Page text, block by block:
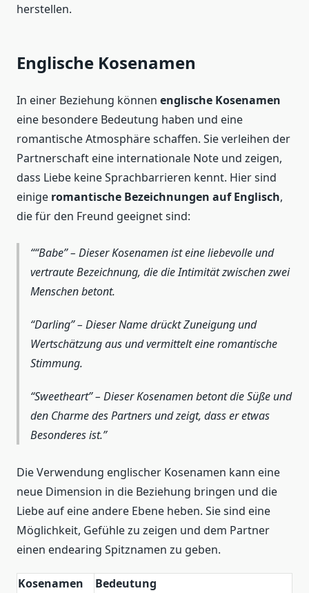
herstellen.
Englische Kosenamen
In einer Beziehung können englische Kosenamen
eine besondere Bedeutung haben und eine
romantische Atmosphäre schaffen. Sie verleihen der
Partnerschaft eine internationale Note und zeigen,
dass Liebe keine Sprachbarrieren kennt. Hier sind
einige romantische Bezeichnungen auf Englisch,
die für den Freund geeignet sind:
“Babe” – Dieser Kosenamen ist eine liebevolle und
vertraute Bezeichnung, die die Intimität zwischen zwei
Menschen betont.
“Darling” – Dieser Name drückt Zuneigung und
Wertschätzung aus und vermittelt eine romantische
Stimmung.
“Sweetheart” – Dieser Kosenamen betont die Süße und
den Charme des Partners und zeigt, dass er etwas
Besonderes ist.
Die Verwendung englischer Kosenamen kann eine
neue Dimension in die Beziehung bringen und die
Liebe auf eine andere Ebene heben. Sie sind eine
Möglichkeit, Gefühle zu zeigen und dem Partner
einen endearing Spitznamen zu geben.
Kosenamen
Bedeutung